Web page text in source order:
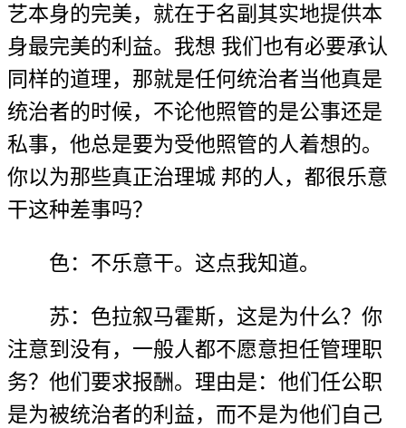
艺本身的完美，就在于名副其实地提供本
身最完美的利益。我想 我们也有必要承认
同样的道理，那就是任何统治者当他真是
统治者的时候，不论他照管的是公事还是
私事，他总是要为受他照管的人着想的。
你以为那些真正治理城 邦的人，都很乐意
干这种差事吗？
色：不乐意干。这点我知道。
苏：色拉叙马霍斯，这是为什么？你
注意到没有，一般人都不愿意担任管理职
务？他们要求报酬。理由是：他们任公职
是为被统治者的利益，而不是为他们自己